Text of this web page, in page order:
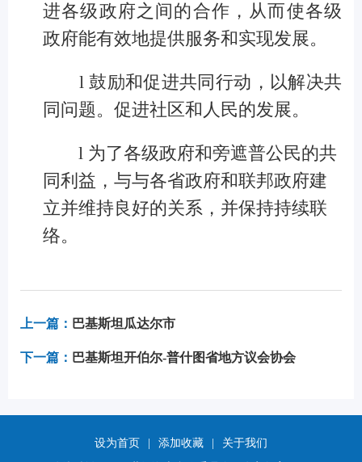
进各级政府之间的合作， 从而使各级
政府能有效地提供服务和实现发展。
l鼓励和促进共同行动，以解决共
同问题。 促进社区和人民的发展。
l 为了各级政府和旁遮普公民的共
同利益 ， 与与各省政府和联邦政府建
立并维持良好的关系，并保持持续联
络。
上一篇： 巴基斯坦瓜达尔市
下一篇： 巴基斯坦开伯尔-普什图省地方议会协会
设为首页 添加收藏
关于我们